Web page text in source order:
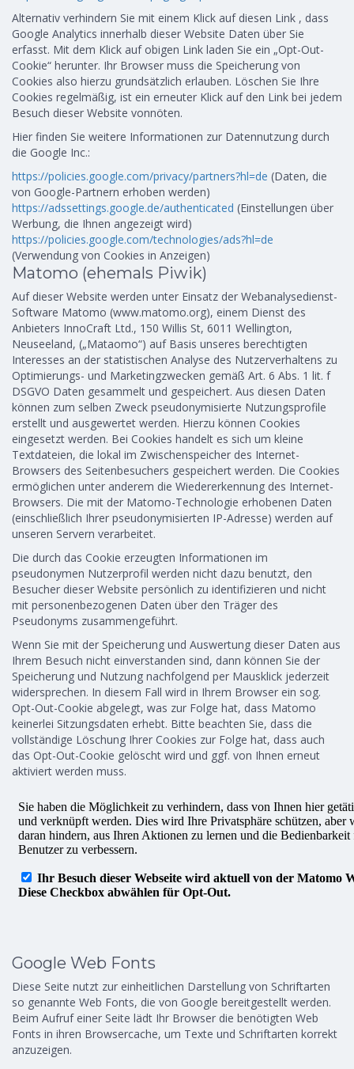
Alternativ verhindern Sie mit einem Klick auf diesen Link , dass
Google Analytics innerhalb dieser Website Daten über Sie
erfasst. Mit dem Klick auf obigen Link laden Sie ein „Opt-Out-
Cookie“ herunter. Ihr Browser muss die Speicherung von
Cookies also hierzu grundsätzlich erlauben. Löschen Sie Ihre
Cookies regelmäßig, ist ein erneuter Klick auf den Link bei jedem
Besuch dieser Website vonnöten.
Hier finden Sie weitere Informationen zur Datennutzung durch
die Google Inc.:
https://policies.google.com/privacy/partners?hl=de (Daten, die
von Google-Partnern erhoben werden)
https://adssettings.google.de/authenticated (Einstellungen über
Werbung, die Ihnen angezeigt wird)
https://policies.google.com/technologies/ads?hl=de
(Verwendung von Cookies in Anzeigen)
Matomo (ehemals Piwik)
Auf dieser Website werden unter Einsatz der Webanalysedienst-
Software Matomo (www.matomo.org), einem Dienst des
Anbieters InnoCraft Ltd., 150 Willis St, 6011 Wellington,
Neuseeland, („Mataomo“) auf Basis unseres berechtigten
Interesses an der statistischen Analyse des Nutzerverhaltens zu
Optimierungs- und Marketingzwecken gemäß Art. 6 Abs. 1 lit. f
DSGVO Daten gesammelt und gespeichert. Aus diesen Daten
können zum selben Zweck pseudonymisierte Nutzungsprofile
erstellt und ausgewertet werden. Hierzu können Cookies
eingesetzt werden. Bei Cookies handelt es sich um kleine
Textdateien, die lokal im Zwischenspeicher des Internet-
Browsers des Seitenbesuchers gespeichert werden. Die Cookies
ermöglichen unter anderem die Wiedererkennung des Internet-
Browsers. Die mit der Matomo-Technologie erhobenen Daten
(einschließlich Ihrer pseudonymisierten IP-Adresse) werden auf
unseren Servern verarbeitet.
Die durch das Cookie erzeugten Informationen im
pseudonymen Nutzerprofil werden nicht dazu benutzt, den
Besucher dieser Website persönlich zu identifizieren und nicht
mit personenbezogenen Daten über den Träger des
Pseudonyms zusammengeführt.
Wenn Sie mit der Speicherung und Auswertung dieser Daten aus
Ihrem Besuch nicht einverstanden sind, dann können Sie der
Speicherung und Nutzung nachfolgend per Mausklick jederzeit
widersprechen. In diesem Fall wird in Ihrem Browser ein sog.
Opt-Out-Cookie abgelegt, was zur Folge hat, dass Matomo
keinerlei Sitzungsdaten erhebt. Bitte beachten Sie, dass die
vollständige Löschung Ihrer Cookies zur Folge hat, dass auch
das Opt-Out-Cookie gelöscht wird und ggf. von Ihnen erneut
aktiviert werden muss.
Google Web Fonts
Diese Seite nutzt zur einheitlichen Darstellung von Schriftarten
so genannte Web Fonts, die von Google bereitgestellt werden.
Beim Aufruf einer Seite lädt Ihr Browser die benötigten Web
Fonts in ihren Browsercache, um Texte und Schriftarten korrekt
anzuzeigen.